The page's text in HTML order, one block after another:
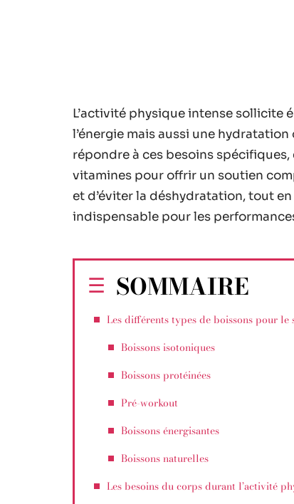
L’activité physique intense sollicite
l’énergie mais aussi une
répondre à ces besoins
vitamines pour offrir un soutien
et d’éviter la déshydratation, tout
indispensable pour les
SOMMAIRE
Les différents types de boissons pour le
Boissons isotoniques
Boissons protéinées
Pré-workout
Boissons énergisantes
Boissons naturelles
Les besoins du corps durant l’activité